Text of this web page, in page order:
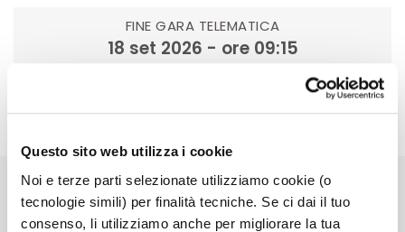
Questo sito web utilizza i cookie
Noi e terze parti selezionate utilizziamo cookie (o
tecnologie simili) per finalità tecniche. Se ci dai il tuo
consenso, li utilizziamo anche per migliorare la tua
FINE GARA TELEMATICA
18 set 2026 - ore 09:15
Avviso di Vendita Pdf | 0.22 MB
Sei interessato a questo annuncio?